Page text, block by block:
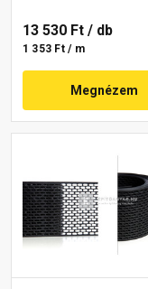
13 530 Ft / db
1 353 Ft / m
Megnézem